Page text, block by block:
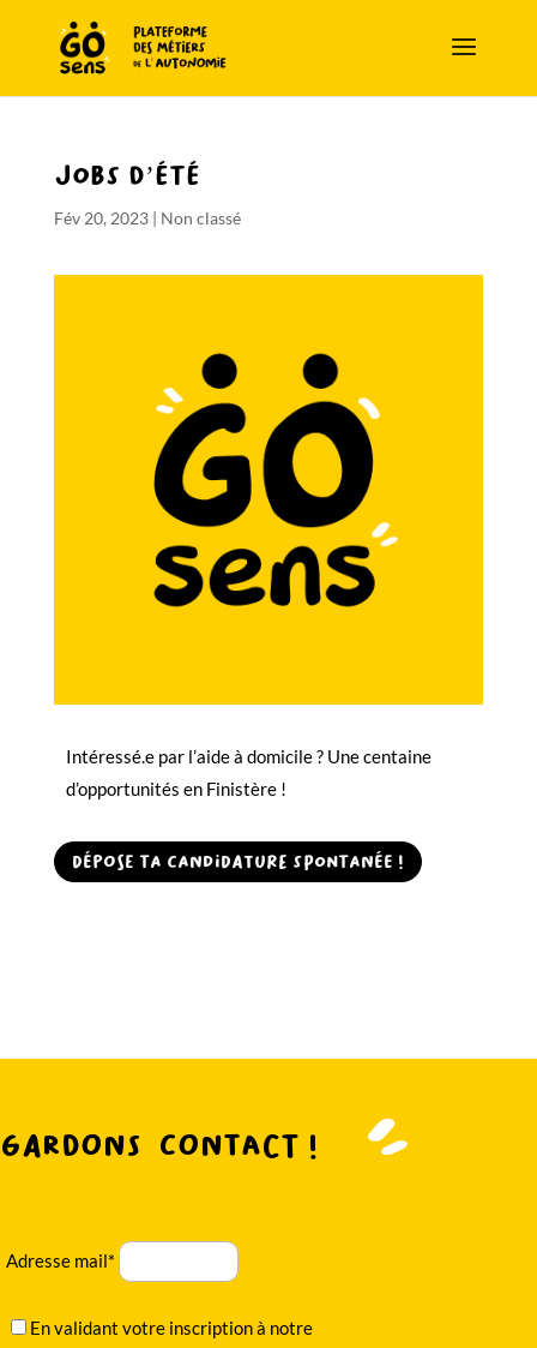
Jobs d’été
Fév 20, 2023| Non classé
Intéressé.e par l’aide à domicile? Une centaine
d’opportunités en Finistère !
Dépose ta candidature spontanée !
Gardons contact !
Adresse mail*
En validant votre inscription à notre